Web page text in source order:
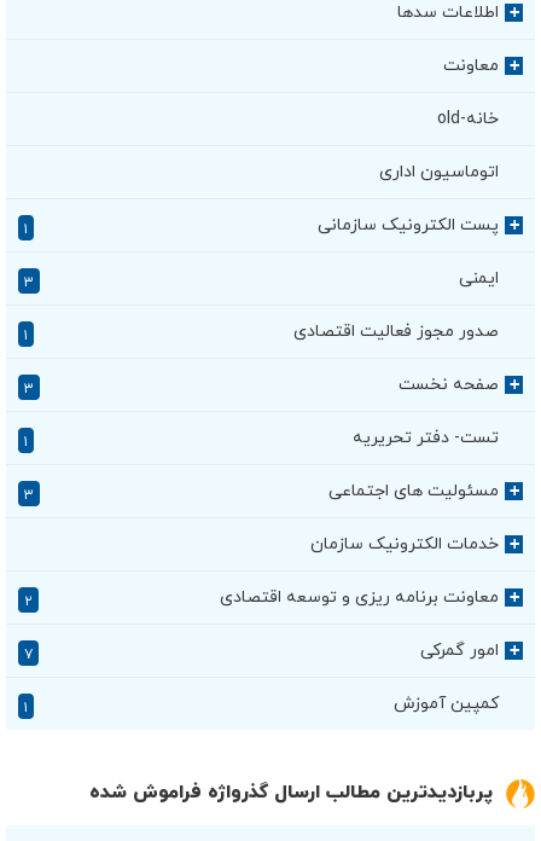
+ اطلاعات سدها
+ معاونت
خانه-old
اتوماسیون اداری
+ پست الکترونیک سازمانی
ایمنی ۳
صدور مجوز فعالیت اقتصادی
+ صفحه نخست ۳
تست- دفتر تحریریه
+ مسئولیت های اجتماعی ۳
+ خدمات الکترونیک سازمان
+ معاونت برنامه ریزی و توسعه اقتصادی ۲
+ امور گمرکی ۷
کمپین آموزش
پربازدیدترین مطالب ارسال گذرواژه فراموش شده